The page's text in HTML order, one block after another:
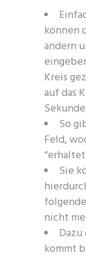
können
ändern
Kreis
auf das
So
Feld,
Sie
nicht
kommt